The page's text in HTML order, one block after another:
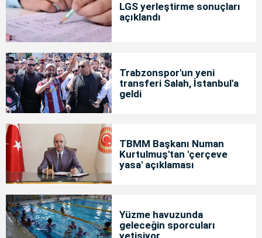
LGS yerleştirme sonuçları
açıklandı
Trabzonspor'un yeni
transferi Salah, İstanbul'a
geldi
TBMM Başkanı Numan
Kurtulmuş'tan 'çerçeve
yasa' açıklaması
Yüzme havuzunda
geleceğin sporcuları
yetişiyor